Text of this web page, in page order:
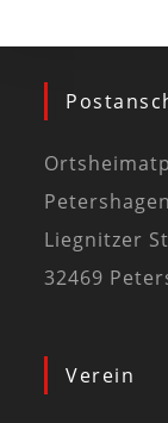
Liegnitzer
32469
Verein